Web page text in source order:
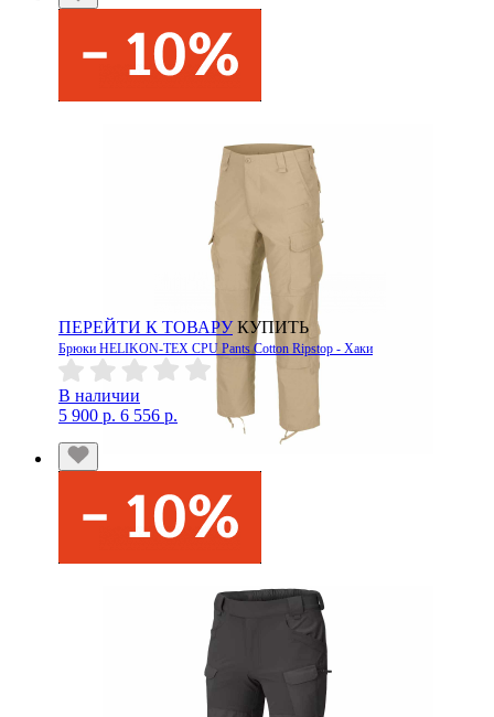
ПЕРЕЙТИ К ТОВАРУ КУПИТЬ
Брюки HELIKON-TEX CPU Pants Cotton Ripstop - Хаки
В наличии
5 900 р. 6 556 р.